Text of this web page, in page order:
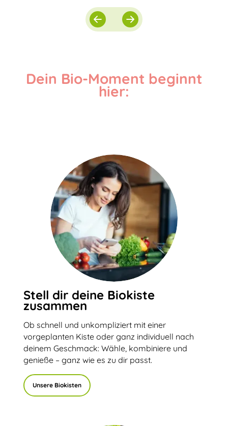
Dein Bio-Moment beginnt
hier:
Stell dir deine Biokiste
zusammen
Ob schnell und unkompliziert mit einer
vorgeplanten Kiste oder ganz individuell nach
deinem Geschmack: Wähle, kombiniere und
genieße – ganz wie es zu dir passt.
Unsere Biokisten